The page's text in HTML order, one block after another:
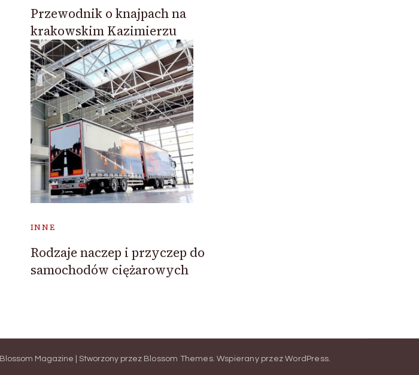
Przewodnik o knajpach na
krakowskim Kazimierzu
INNE
Rodzaje naczep i przyczep do
samochodów ciężarowych
Blossom Magazine | Stworzony przez Blossom Themes. Wspierany przezWordPress.